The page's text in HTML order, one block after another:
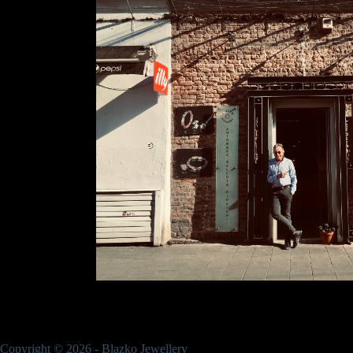
Copyright © 2026 - Blazko Jewellery